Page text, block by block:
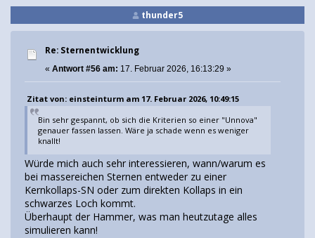
thunder5
Re: Sternentwicklung
« Antwort #56 am: 17. Februar 2026, 16:13:29 »
Zitat von: einsteinturm am 17. Februar 2026, 10:49:15
Bin sehr gespannt, ob sich die Kriterien so einer "Unnova"
genauer fassen lassen. Wäre ja schade wenn es weniger
knallt!
Würde mich auch sehr interessieren, wann/warum es
bei massereichen Sternen entweder zu einer
Kernkollaps-SN oder zum direkten Kollaps in ein
schwarzes Loch kommt.
Überhaupt der Hammer, was man heutzutage alles
simulieren kann!